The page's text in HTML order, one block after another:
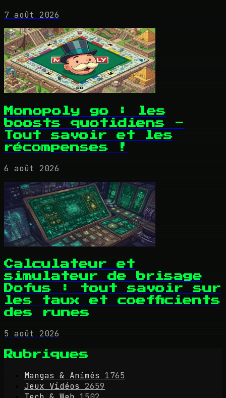
7 août 2026
Monopoly go : les
boosts quotidiens -
Tout savoir et les
récompenses !
6 août 2026
Calculateur et
simulateur de brisage
Dofus : tout savoir sur
les taux et coefficients
des runes
5 août 2026
Rubriques
Mangas & Animés
1765
Jeux Vidéos
2659